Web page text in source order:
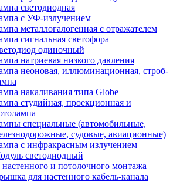
светодиодная
с УФ-излучением
металлогалогенная с отражателем
сигнальная светофора
одиночный
натриевая низкого давления
неоновая, иллюминационная, строб-
накаливания типа Globe
студийная, проекционная и
специальные (автомобильные,
судовые, авиационные)
с инфракрасным излучением
светодиодный
и потолочного монтажа
для настенного кабель-канала